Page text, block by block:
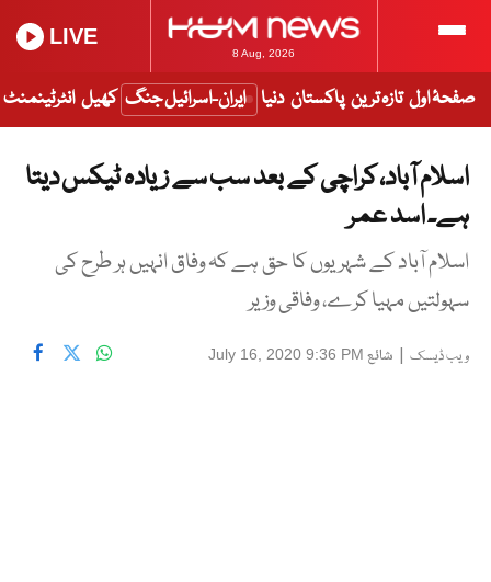
8 Aug, 2026
LIVE
صفحۂ اول تازہ ترین پاکستان دنیا ایران-اسرائیل جنگ کھیل انٹرٹینمنٹ
اسلام آباد، کراچی کے بعد سب سے زیادہ ٹیکس دیتا
ہے۔ اسد عمر
اسلام آباد کے شہریوں کا حق ہے کہ وفاق انہیں ہر طرح کی
سہولتیں مہیا کرے، وفاقی وزیر
ویب ڈیسک | شائع July 16, 2020 9:36 PM